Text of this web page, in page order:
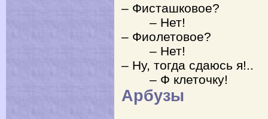
– Фисташковое?
– Нет!
– Фиолетовое?
– Нет!
– Ну, тогда сдаюсь я!..
– Ф клеточку!
Арбузы